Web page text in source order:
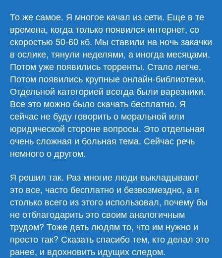
То же самое. Я многое качал из сети. Еще в те
времена, когда только появился интернет, со
скоростью 50-60 кб. Мы ставили на ночь закачки
в ослике, тянули неделями, а иногда месяцами.
Потом уже появились торренты. Стало легче.
Потом появились крупные онлайн-библиотеки.
Отдельной категорией всегда были варезники.
Все это можно было скачать бесплатно. Я
сейчас не буду говорить о моральной или
юридической стороне вопросы. Это отдельная
очень сложная и больная тема. Сейчас речь
немного о другом.
Я решил так. Раз многие люди выкладывают
это все, часто бесплатно и безвозмездно, а я
столько всего из этого использовал, почему бы
не отблагодарить это своим аналогичным
трудом? Тоже дать людям то, что им нужно и
просто так? Сказать спасибо тем, кто делал это
ранее, и вдохновить идущих следом.